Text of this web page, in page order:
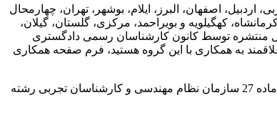
اصفهان، البرز، ایلام، بوشهر، تهران، چهارمحال
کهگیلویه و بویراحمد، مرکزی، گلستان، گیلان،
منتشره توسط کانون کارشناسان رسمی دادگستری
به همکاری با این گروه هستید، فرم صفحه همکاری
کارشناسان همکار این دفتر متشکل از اعضاء کانون کارشناسان رسمی دادگستری، مرکز وکلا، کارشناسان رسمی و مشاوران خانواده قوه قضاییه و ماده 27 سازمان نظام مهندسی و کارشناسان تجربی رشته